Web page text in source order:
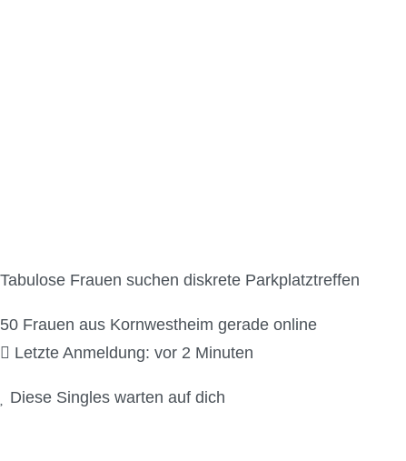
Tabulose Frauen suchen diskrete Parkplatztreffen
50 Frauen aus Kornwestheim gerade online
Letzte Anmeldung: vor 2 Minuten
Diese Singles warten auf dich